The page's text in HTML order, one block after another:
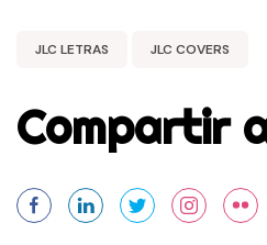
JLC LETRAS JLC COVERS
Compartir